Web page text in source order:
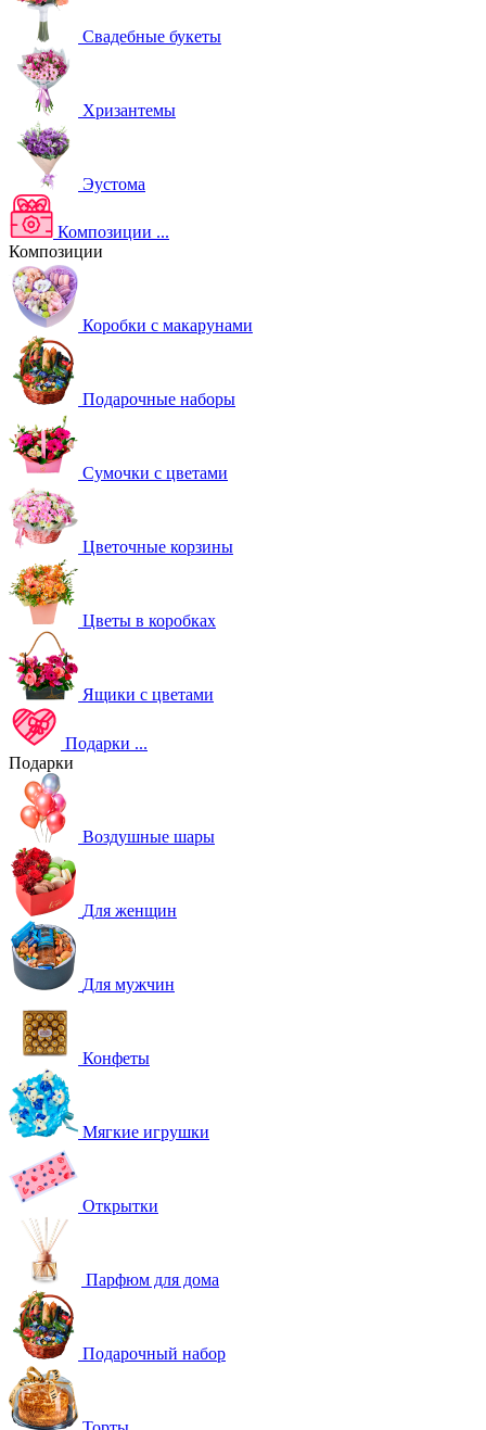
Свадебные букеты
Хризантемы
Эустома
Композиции ...
Композиции
Коробки с макарунами
Подарочные наборы
Сумочки с цветами
Цветочные корзины
Цветы в коробках
Ящики с цветами
Подарки ...
Подарки
Воздушные шары
Для женщин
Для мужчин
Конфеты
Мягкие игрушки
Открытки
Парфюм для дома
Подарочный набор